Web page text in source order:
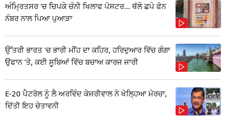
ਅੰਮ੍ਰਿਤਸਰ 'ਚ ਚਿਪਕੇ ਚੰਨੀ ਖਿਲਾਫ ਪੋਸਟਰ... ਥੱਲੇ ਛਪੇ ਫੋਨ
ਨੰਬਰ ਨਾਲ ਪਿਆ ਪੁਆੜਾ
ਉੱਤਰੀ ਭਾਰਤ 'ਚ ਭਾਰੀ ਮੀਂਹ ਦਾ ਕਹਿਰ, ਹਰਿਦੁਆਰ ਵਿੱਚ ਗੰਗਾ
ਉਫਾਨ 'ਤੇ, ਕਈ ਸੂਬਿਆਂ ਵਿੱਚ ਬਚਾਅ ਕਾਰਜ ਜਾਰੀ
E-20 ਪੈਟਰੋਲ ਨੂੰ ਲੈ ਅਰਵਿੰਦ ਕੇਜਰੀਵਾਲ ਨੇ ਖੋਲ੍ਹਿਆ ਮੋਰਚਾ,
ਦਿੱਤੀ ਇਹ ਚੇਤਾਵਨੀ